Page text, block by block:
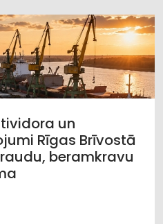
un
Rīgas Brīvostā
beramkravu